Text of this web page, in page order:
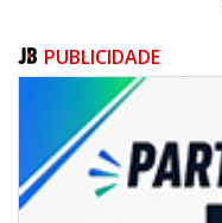
PUBLICIDADE